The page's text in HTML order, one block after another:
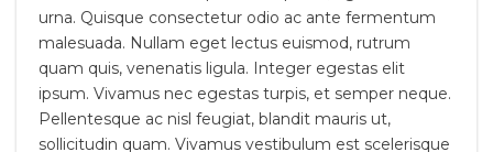
urna. Quisque consectetur odio ac ante fermentum
malesuada. Nullam eget lectus euismod, rutrum
quam quis, venenatis ligula. Integer egestas elit
ipsum. Vivamus nec egestas turpis, et semper neque.
Pellentesque ac nisl feugiat, blandit mauris ut,
sollicitudin quam. Vivamus vestibulum est scelerisque